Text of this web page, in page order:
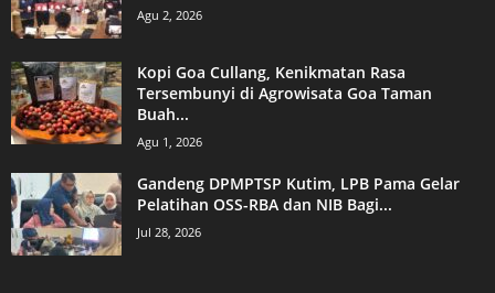
Agu 2, 2026
Kopi Goa Cullang, Kenikmatan Rasa
Tersembunyi di Agrowisata Goa Taman
Buah...
Agu 1, 2026
Gandeng DPMPTSP Kutim, LPB Pama Gelar
Pelatihan OSS-RBA dan NIB Bagi...
Jul 28, 2026